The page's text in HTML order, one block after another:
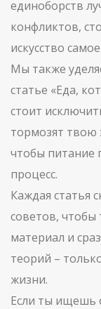
единоборств
конфликтов,
искусство
Мы также
статье «Еда,
стоит
тормозят твою
чтобы питание
процесс.
Каждая статья
советов, чтобы
материал и
теорий –
жизни.
Если ты ищешь